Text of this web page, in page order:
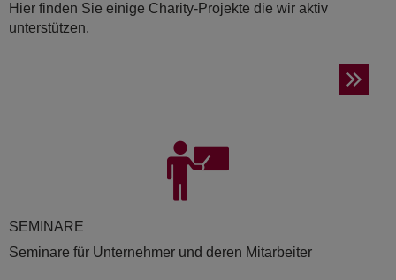
Hier finden Sie einige Charity-Projekte die wir aktiv
unterstützen.
SE­MI­NA­RE
Seminare für Unternehmer und deren Mitarbeiter